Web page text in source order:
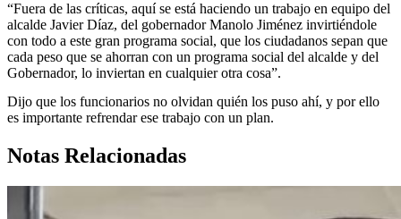
“Fuera de las críticas, aquí se está haciendo un trabajo en equipo del
alcalde Javier Díaz, del gobernador Manolo Jiménez invirtiéndole
con todo a este gran programa social, que los ciudadanos sepan que
cada peso que se ahorran con un programa social del alcalde y del
Gobernador, lo inviertan en cualquier otra cosa”.
Dijo que los funcionarios no olvidan quién los puso ahí, y por ello
es importante refrendar ese trabajo con un plan.
Notas Relacionadas